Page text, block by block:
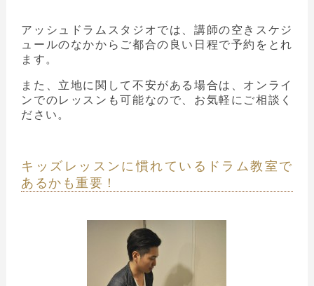
アッシュドラムスタジオでは、講師の空きスケジ
ュールのなかからご都合の良い日程で予約をとれ
ます。
また、立地に関して不安がある場合は、オンライ
ンでのレッスンも可能なので、お気軽にご相談く
ださい。
キッズレッスンに慣れているドラム教室で
あるかも重要！